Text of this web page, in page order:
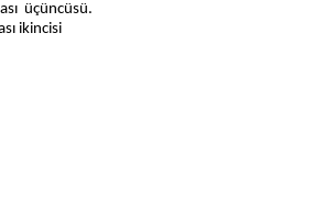
üçüncüsü.
ikincisi